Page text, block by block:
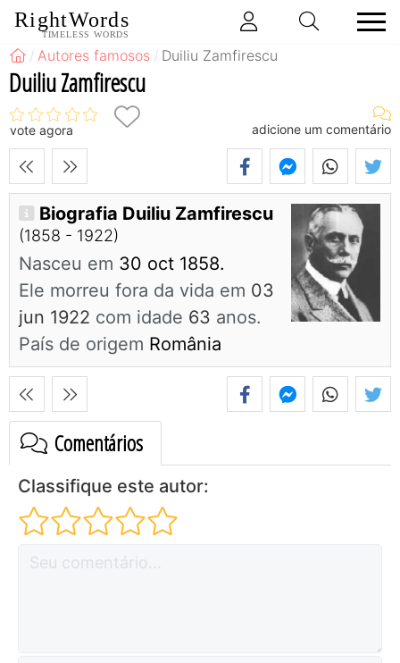
RightWords
TIMELESS WORDS
Autores famosos Duiliu Zamfirescu
Duiliu Zamfirescu
vote agora adicione um comentário
Biografia Duiliu Zamfirescu
(1858 - 1922)
Nasceu em 30 oct 1858.
Ele morreu fora da vida em 03
jun 1922 com idade 63 anos.
País de origem România
Comentários
Classifique este autor: